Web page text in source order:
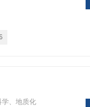
、地质化